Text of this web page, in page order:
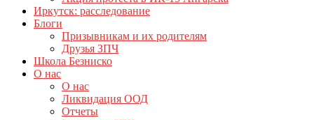
Иркутск: расследование
Блоги
Призывникам и их родителям
Друзья ЗПЧ
Школа Безниско
О нас
О нас
Ликвидация ООД
Отчеты